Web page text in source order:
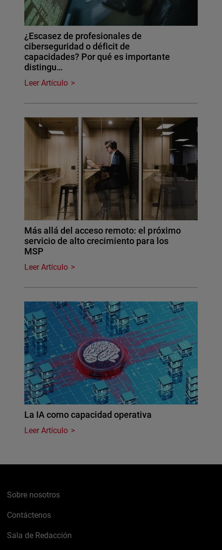
¿Escasez de profesionales de
ciberseguridad o déficit de
capacidades? Por qué es importante
distingu…
Leer Artículo
Más allá del acceso remoto: el próximo
servicio de alto crecimiento para los
MSP
Leer Artículo
La IA como capacidad operativa
Leer Artículo
Sobre nosotros
Contáctenos
Sala de Redacción